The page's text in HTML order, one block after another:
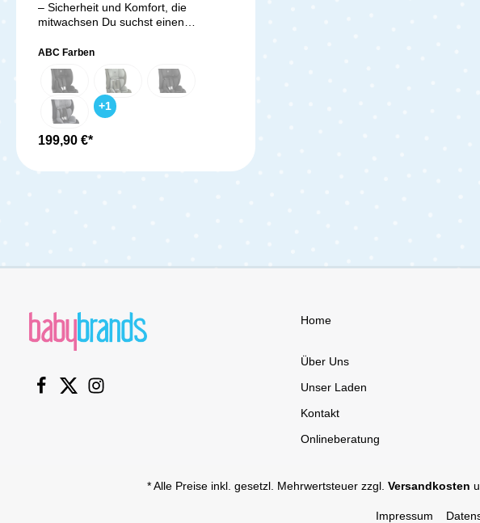
– Sicherheit und Komfort, die
mitwachsen Du suchst einen
Sicherheit, sondern auch höchsten
Size black ist ein vielseitiger 2-in-1
Kindersitz, der sich perfekt an die
Bedürfnisse deines Kindes anpasst.
Mit modernster Technologie, cleveren
Funktionen und einem durchdachten
kleinen Schatz sicher und bequem an
System mit deinem Auto verbunden,
während die zusätzliche Top Tether
Befestigung für noch mehr Stabilität
ist, helfen dir Farbindikatoren.
für jahrelangen KomfortWenn dein
ABC Farben
+1
199,90 €*
Home
Über Uns
Unser Laden
Kontakt
Onlineberatung
* Alle Preise inkl. gesetzl. Mehrwertsteuer zzgl. Versandkosten
Impressum